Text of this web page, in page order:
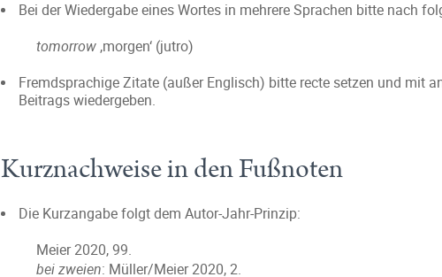
Bei der Wiedergabe eines Wortes in mehrere Sprachen bitte nach
tomorrow ‚morgen‘ (jutro)
Fremdsprachige Zitate (außer Englisch) bitte recte setzen und mit
Beitrags wiedergeben.
Kurznachweise in den Fußnoten
Die Kurzangabe folgt dem Autor-Jahr-Prinzip:
Meier 2020, 99.
bei zweien: Müller/Meier 2020, 2.